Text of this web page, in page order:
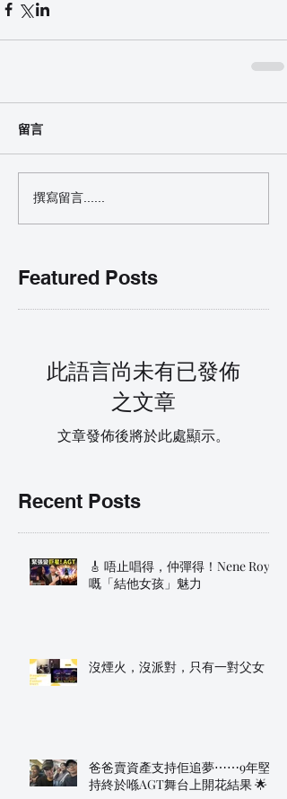
留言
撰寫留言......
Featured Posts
此語言尚未有已發佈
之文章
文章發佈後將於此處顯示。
Recent Posts
🎸 唔止唱得，仲彈得！Nene Royal
嘅「結他女孩」魅力
沒煙火，沒派對，只有一對父女
爸爸賣資產支持佢追夢⋯⋯9年堅
持終於喺AGT舞台上開花結果 🌟